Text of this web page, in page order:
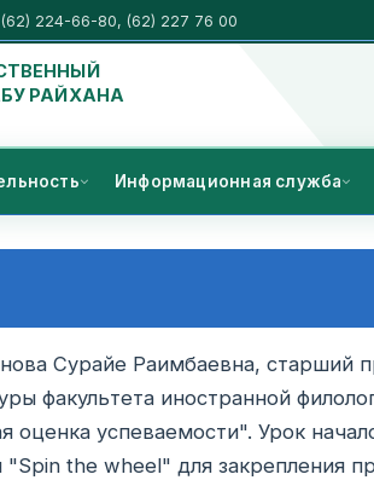
224-66-80, (62) 227 76 00
РАЙХАНА
Информационная служба
Сурайе Раимбаевна, старший
факультета иностранной
оценка успеваемости". Урок
the wheel" для закрепления